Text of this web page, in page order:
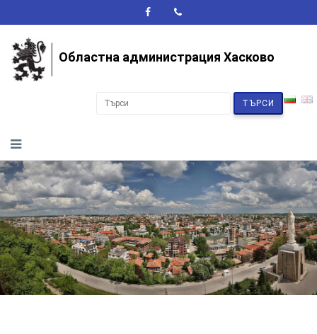
Областна администрация Хасково
ТЪРСИ